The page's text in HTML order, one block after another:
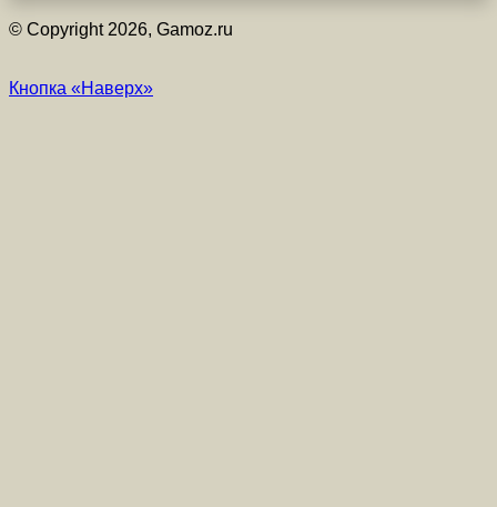
© Copyright 2026, Gamoz.ru
Кнопка «Наверх»